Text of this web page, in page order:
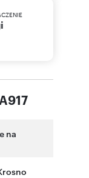
na